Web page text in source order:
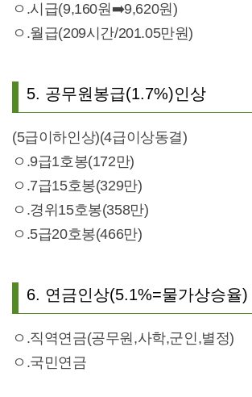
ㅇ.시급(9,160원➡️9,620원)
ㅇ.월급(209시간/201.05만원)
5. 공무원봉급(1.7%)인상
(5급이하인상)(4급이상동결)
ㅇ.9급1호봉(172만)
ㅇ.7급15호봉(329만)
ㅇ.경위15호봉(358만)
ㅇ.5급20호봉(466만)
6. 연금인상(5.1%=물가상승율)
ㅇ.직역연금(공무원,사학,군인,별정)
ㅇ.국민연금